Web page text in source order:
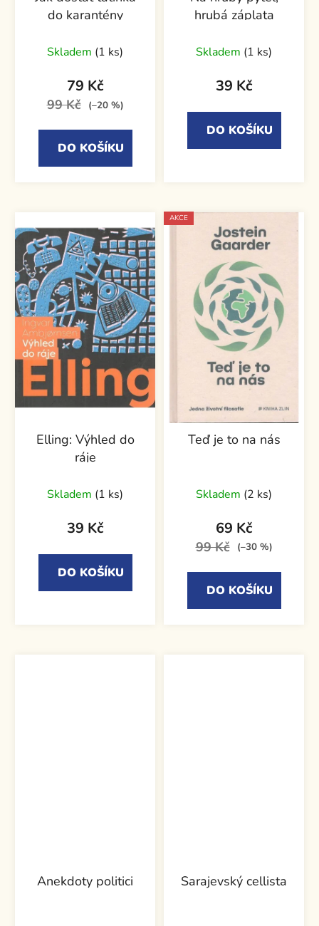
do karantény
Skladem (1 ks)
79 Kč
99 Kč (–20 %)
DO KOŠÍKU
hrubá záplata
Skladem (1 ks)
39 Kč
DO KOŠÍKU
Elling: Výhled do
ráje
Skladem (1 ks)
39 Kč
DO KOŠÍKU
AKCE
Teď je to na nás
Skladem (2 ks)
69 Kč
99 Kč (–30 %)
DO KOŠÍKU
Anekdoty politici Sarajevský cellista